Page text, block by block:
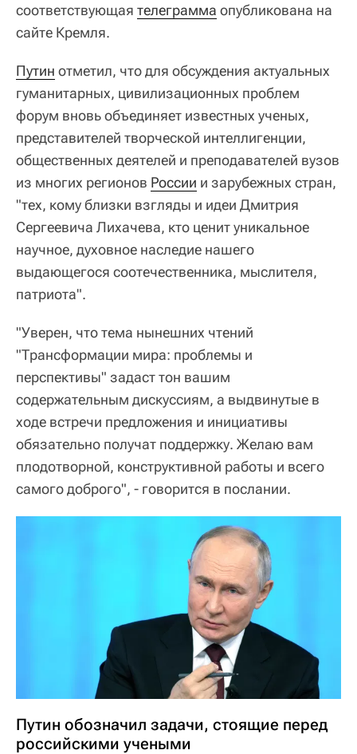
соответствующая телеграмма опубликована на
сайте Кремля.
Путин отметил, что для обсуждения актуальных
гуманитарных, цивилизационных проблем
форум вновь объединяет известных ученых,
представителей творческой интеллигенции,
общественных деятелей и преподавателей вузов
из многих регионов России и зарубежных стран,
"тех, кому близки взгляды и идеи Дмитрия
Сергеевича Лихачева, кто ценит уникальное
научное, духовное наследие нашего
выдающегося соотечественника, мыслителя,
патриота".
"Уверен, что тема нынешних чтений
"Трансформации мира: проблемы и
перспективы" задаст тон вашим
содержательным дискуссиям, а выдвинутые в
ходе встречи предложения и инициативы
обязательно получат поддержку. Желаю вам
плодотворной, конструктивной работы и всего
самого доброго", - говорится в послании.
Путин обозначил задачи, стоящие перед
российскими учеными